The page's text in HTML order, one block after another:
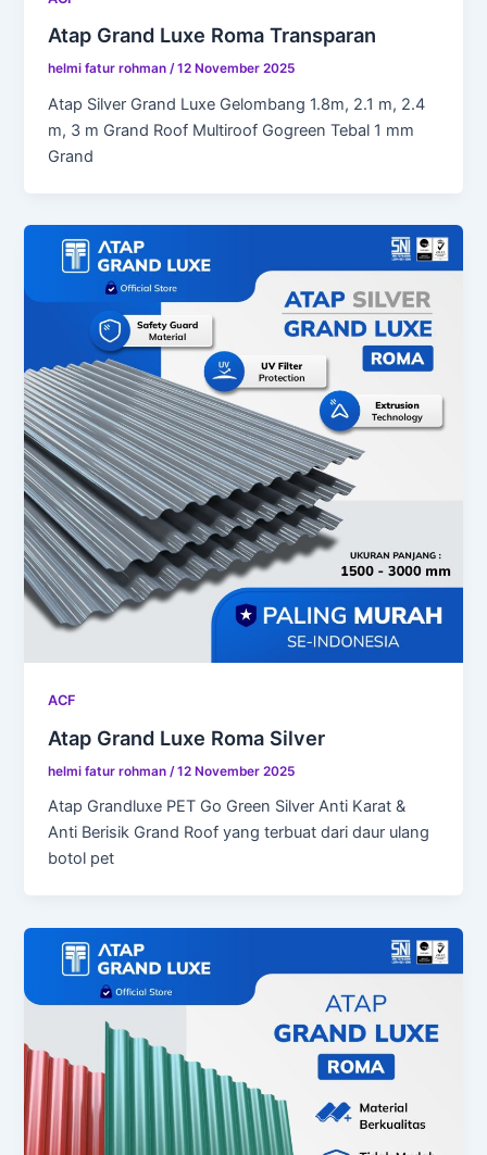
Atap Grand Luxe Roma Transparan
helmi fatur rohman/12 November 2025
Atap Silver Grand Luxe Gelombang 1.8m, 2.1 m, 2.4
m, 3 m Grand Roof Multiroof Gogreen Tebal 1 mm
Grand
ACF
Atap Grand Luxe Roma Silver
helmi fatur rohman /12 November 2025
Atap Grandluxe PET Go Green Silver Anti Karat &
Anti Berisik Grand Roof yang terbuat dari daur ulang
botol pet